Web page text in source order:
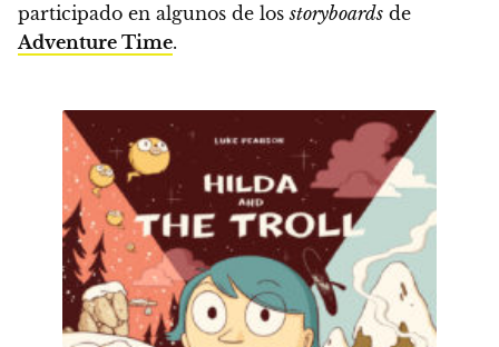
participado en algunos de losstoryboards de
Adventure Time.